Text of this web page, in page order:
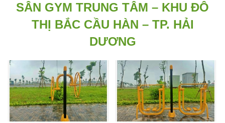
SÂN GYM TRUNG TÂM – KHU ĐÔ
THỊ BẮC CẦU HÀN – TP. HẢI
DƯƠNG